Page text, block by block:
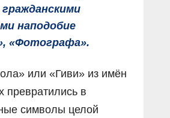
наподобие
«Фотографа».
или «Гиви» из имён
превратились в
символы целой